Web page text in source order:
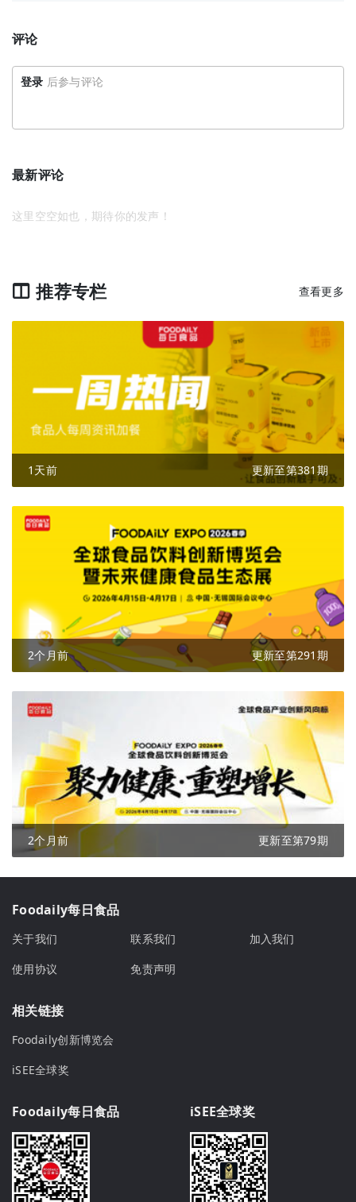
评论
登录 后参与评论
最新评论
这里空空如也，期待你的发声！
推荐专栏 查看更多
1天前 更新至第381期
2个月前 更新至第291期
2个月前 更新至第79期
Foodaily每日食品
关于我们 联系我们
加入我们
使用协议
免责声明
相关链接
Foodaily创新博览会
iSEE全球奖
Foodaily每日食品 iSEE全球奖